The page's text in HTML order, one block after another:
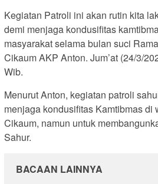
Kegiatan Patroli ini akan rutin kita
demi menjaga kondusifitas
masyarakat selama bulan suci
Cikaum AKP Anton. Jum’at (24/3/
Wib.
Menurut Anton, kegiatan patroli
menjaga kondusifitas Kamtibmas di
Cikaum, namun untuk
Sahur.
BACAAN LAINNYA